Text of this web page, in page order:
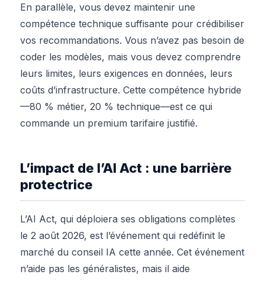
En parallèle, vous devez maintenir une
compétence technique suffisante pour crédibiliser
vos recommandations. Vous n’avez pas besoin de
coder les modèles, mais vous devez comprendre
leurs limites, leurs exigences en données, leurs
coûts d’infrastructure. Cette compétence hybride
—80 % métier, 20 % technique—est ce qui
commande un premium tarifaire justifié.
L’impact de l’AI Act : une barrière
protectrice
L’AI Act, qui déploiera ses obligations complètes
le 2 août 2026, est l’événement qui redéfinit le
marché du conseil IA cette année. Cet événement
n’aide pas les généralistes, mais il aide